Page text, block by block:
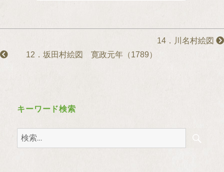
14．川名村絵図
12．坂田村絵図 寛政元年（1789）
キーワード検索
検
索: